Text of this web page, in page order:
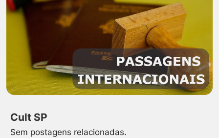
Cult SP
Sem postagens relacionadas.